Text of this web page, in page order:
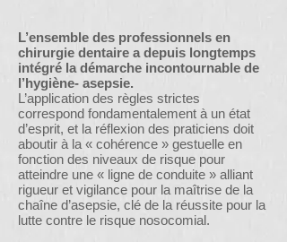
L’ensemble des professionnels en
chirurgie dentaire a depuis longtemps
intégré la démarche incontournable de
l’hygiène- asepsie.
L’application des règles strictes
correspond fondamentalement à un état
d’esprit, et la réflexion des praticiens doit
aboutir à la « cohérence » gestuelle en
fonction des niveaux de risque pour
atteindre une « ligne de conduite » alliant
rigueur et vigilance pour la maîtrise de la
chaîne d’asepsie, clé de la réussite pour la
lutte contre le risque nosocomial.